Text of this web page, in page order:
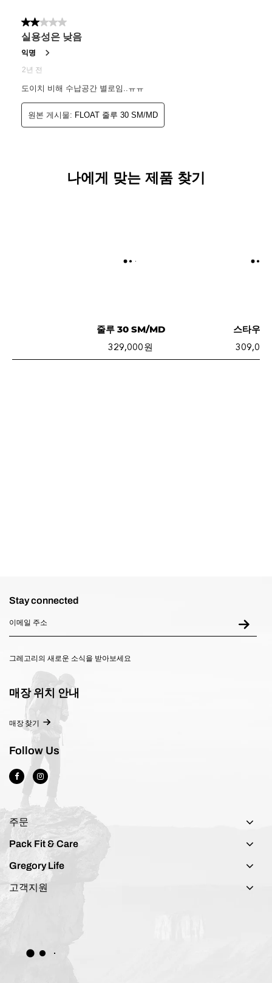
나에게 맞는 제품 찾기
줄루 30 SM/MD
329,000 원
스타우
309,000
Stay connected
그레고리의 새로운 소식을 받아보세요
매장 위치 안내
매장 찾기
Follow Us
주문
Pack Fit & Care
Gregory Life
고객지원